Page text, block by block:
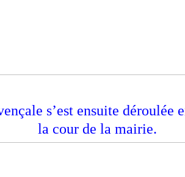
s’est ensuite déroulée
la cour de la mairie.